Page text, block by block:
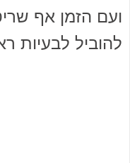
ועם הזמן אף
להוביל לבעיות